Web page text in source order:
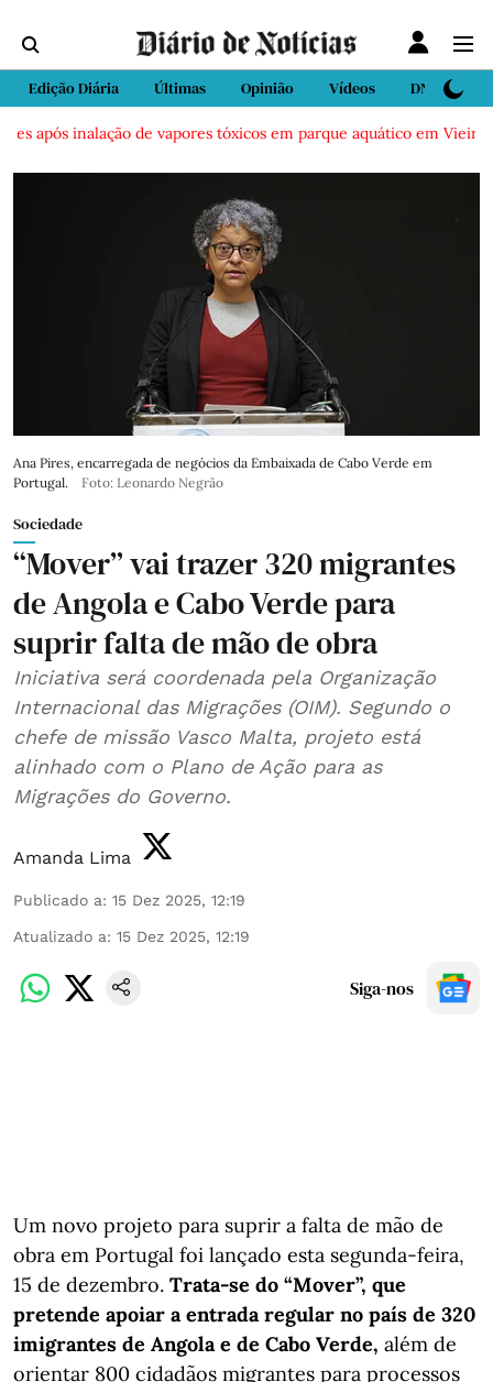
Edição Diária Últimas Opinião Vídeos DN Sport
inalação de vapores tóxicos em parque aquático em Vieira de
Ana Pires, encarregada de negócios da Embaixada de Cabo Verde em
Portugal.
Foto: Leonardo Negrão
Sociedade
“Mover” vai trazer 320 migrantes
de Angola e Cabo Verde para
suprir falta de mão de obra
Iniciativa será coordenada pela Organização
Internacional das Migrações (OIM). Segundo o
chefe de missão Vasco Malta, projeto está
alinhado com o Plano de Ação para as
Migrações do Governo.
Amanda Lima
Publicado a: 15 Dez 2025, 12:19
Atualizado a: 15 Dez 2025, 12:19
Siga-nos
Um novo projeto para suprir a falta de mão de
obra em Portugal foi lançado esta segunda-feira,
15 de dezembro. Trata-se do “Mover”, que
pretende apoiar a entrada regular no país de 320
imigrantes de Angola e de Cabo Verde, além de
orientar 800 cidadãos migrantes para processos